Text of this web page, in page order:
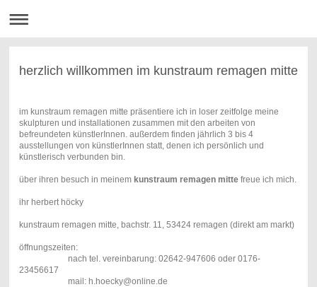
herzlich willkommen im kunstraum remagen mitte
im kunstraum remagen mitte präsentiere ich in loser zeitfolge meine
skulpturen und installationen zusammen mit den arbeiten von
befreundeten künstlerInnen. außerdem finden jährlich 3 bis 4
ausstellungen von künstlerInnen statt, denen ich persönlich und
künstlerisch verbunden bin.
über ihren besuch in meinem kunstraum remagen mittefreue ich mich.
ihr herbert höcky
kunstraum remagen mitte, bachstr. 11, 53424 remagen (direkt am markt)
öffnungszeiten:
nach tel. vereinbarung: 02642-947606 oder 0176-
23456617
mail: h.hoecky@online.de